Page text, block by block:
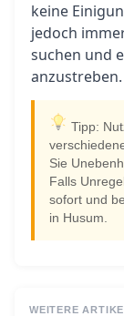
keine
jedoch
suchen und
anzustreben.
Tipp:
Sie
Falls
sofort und
in Husum.
WEITERE